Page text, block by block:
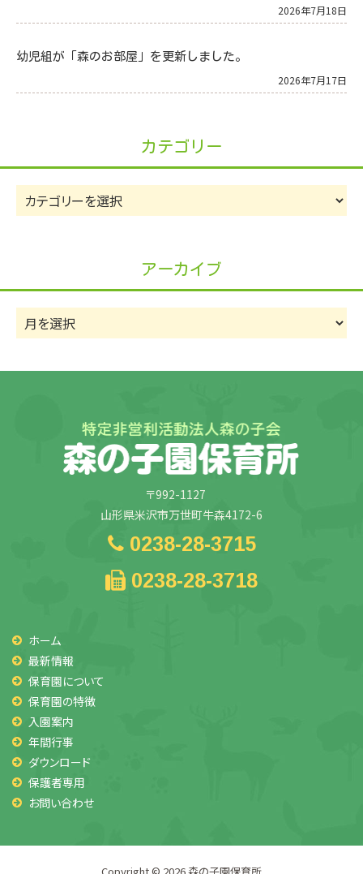
2026年7月18日
幼児組が「森のお部屋」を更新しました。
2026年7月17日
カテゴリー
カ
テ
アーカイブ
ー
〒992-1127
山形県米沢市万世町牛森4172-6
0238-28-3715
0238-28-3718
ホーム
最新情報
保育園について
保育園の特徴
入園案内
年間行事
ダウンロード
保護者専用
お問い合わせ